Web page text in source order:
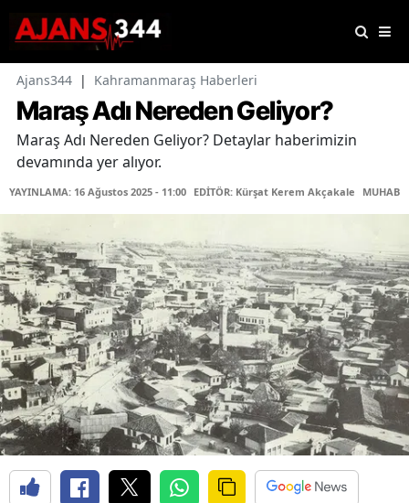
Ajans344 | Kahramanmaraş Haberleri
Maraş Adı Nereden Geliyor?
Maraş Adı Nereden Geliyor? Detaylar haberimizin
devamında yer alıyor.
YAYINLAMA: 16 Ağustos 2025 - 11:00 EDİTÖR: Kürşat Kerem Akçakale